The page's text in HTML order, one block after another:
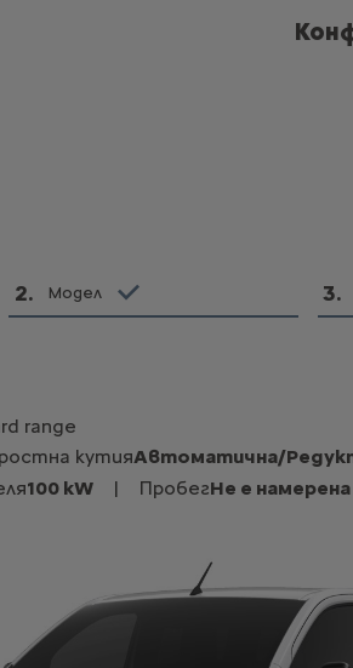
2. Модел 3.
range
кутияАвтоматична/
100 kW | ПробегНе е